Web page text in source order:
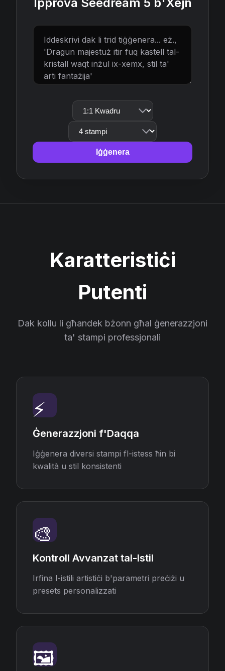
Iġġenera
Karatteristiċi
Putenti
Dak kollu li għandek bżonn għal ġenerazzjoni
ta' stampi professjonali
⚡
Ġenerazzjoni f'Daqqa
Iġġenera diversi stampi fl-istess ħin bi
kwalità u stil konsistenti
🎨
Kontroll Avvanzat tal-Istil
Irfina l-istili artistiċi b'parametri preċiżi u
presets personalizzati
🖼️